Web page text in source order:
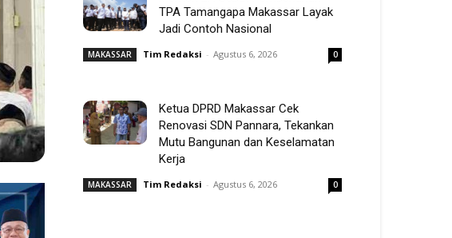
TPA Tamangapa Makassar Layak
Jadi Contoh Nasional
MAKASSAR Tim Redaksi - Agustus 6, 2026 0
Ketua DPRD Makassar Cek
Renovasi SDN Pannara, Tekankan
Mutu Bangunan dan Keselamatan
Kerja
MAKASSAR Tim Redaksi - Agustus 6, 2026 0